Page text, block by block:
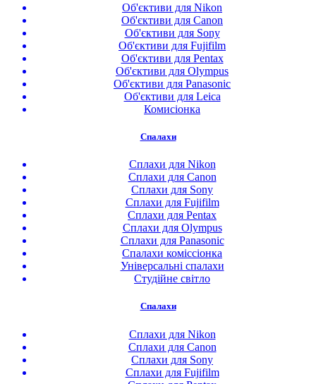
Об'єктиви для Nikon
Об'єктиви для Canon
Об'єктиви для Sony
Об'єктиви для Fujifilm
Об'єктиви для Pentax
Об'єктиви для Olympus
Об'єктиви для Panasonic
Об'єктиви для Leica
Комисіонка
Спалахи
Сплахи для Nikon
Сплахи для Canon
Сплахи для Sony
Сплахи для Fujifilm
Сплахи для Pentax
Сплахи для Olympus
Сплахи для Panasonic
Спалахи коміссіонка
Універсальні спалахи
Студійне світло
Спалахи
Сплахи для Nikon
Сплахи для Canon
Сплахи для Sony
Сплахи для Fujifilm